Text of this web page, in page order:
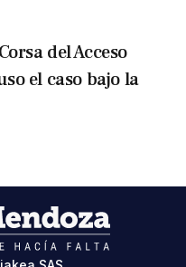
Corsa del Acceso
el caso bajo la